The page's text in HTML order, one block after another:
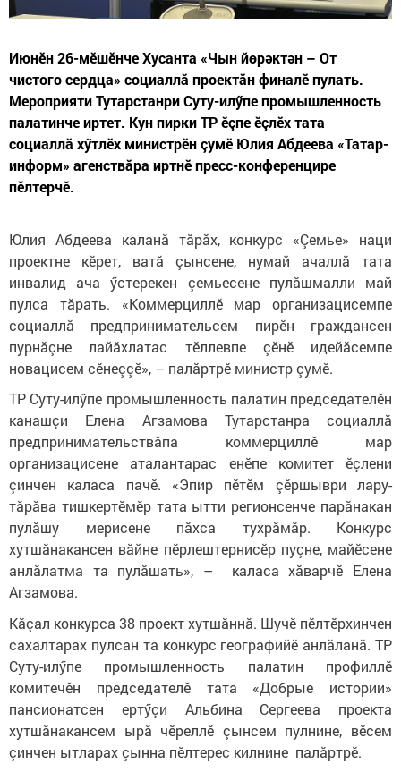
Июнӗн 26-мӗшӗнче Хусанта «Чын йөрәктән – От
чистого сердца» социаллă проектăн финалӗ пулать.
Мероприяти Тутарстанри Суту-илӳпе промышленность
палатинче иртет. Кун пирки ТР ӗçпе ӗçлӗх тата
социаллă хӳтлӗх министрӗн çумӗ Юлия Абдеева «Татар-
информ» агенствăра иртнӗ пресс-конференцире
пӗлтерчӗ.
Юлия Абдеева каланă тăрăх, конкурс «Çемье» наци
проектне кӗрет, ватă çынсене, нумай ачаллă тата
инвалид ача ӳстерекен çемьесене пулăшмалли май
пулса тăрать. «Коммерциллӗ мар организацисемпе
социаллă предпринимательсем пирӗн граждансен
пурнăçне лайăхлатас тӗллевпе çӗнӗ идейăсемпе
новацисем сӗнеççӗ», – палăртрӗ министр çумӗ.
ТР Суту-илӳпе промышленность палатин председателӗн
канашçи Елена Агзамова Тутарстанра социаллă
предпринимательствăпа коммерциллӗ мар
организацисене аталантарас енӗпе комитет ӗçлени
çинчен каласа пачӗ. «Эпир пӗтӗм çӗршыври лару-
тăрăва тишкертӗмӗр тата ытти регионсенче парăнакан
пулăшу мерисене пăхса тухрăмăр. Конкурс
хутшăнакансен вăйне пӗрлештернисӗр пуçне, майӗсене
анлăлатма та пулăшать», – каласа хăварчӗ Елена
Агзамова.
Кăçал конкурса 38 проект хутшăннă. Шучӗ пӗлтӗрхинчен
сахалтарах пулсан та конкурс географийӗ анлăланă. ТР
Суту-илӳпе промышленность палатин профиллӗ
комитечӗн председателӗ тата «Добрые истории»
пансионатсен ертӳçи Альбина Сергеева проекта
хутшăнакансем ырă чӗреллӗ çынсем пулнине, вӗсем
çинчен ытларах çынна пӗлтерес килнине палăртрӗ.